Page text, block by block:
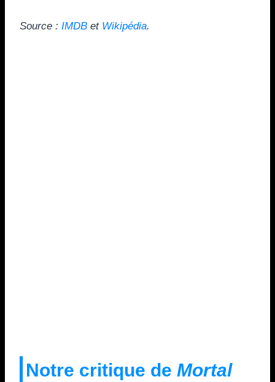
Source : IMDB et Wikipédia.
Notre critique de Mortal